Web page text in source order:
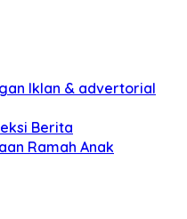
Iklan & advertorial
Berita
Ramah Anak